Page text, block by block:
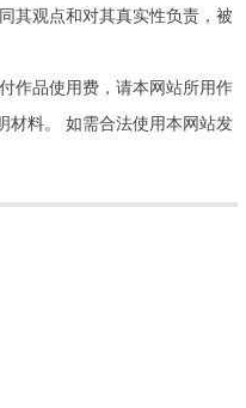
其观点和对其真实性负责，被
作品使用费，请本网站所用作
材料。 如需合法使用本网站发